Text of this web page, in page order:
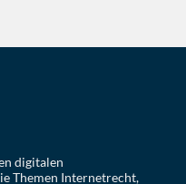
digitalen
Themen Internetrecht,